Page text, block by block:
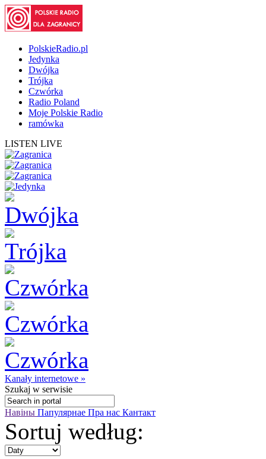
PolskieRadio.pl
Jedynka
Dwójka
Trójka
Czwórka
Radio Poland
Moje Polskie Radio
ramówka
LISTEN LIVE
Kanały internetowe »
Szukaj w serwisie
Навіны Папулярнае Пра нас Кантакт
Sortuj według: